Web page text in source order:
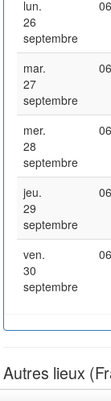
lun.
26
septembre
mar.
27
septembre
mer.
28
septembre
jeu.
29
septembre
ven.
30
septembre
Autres lieux